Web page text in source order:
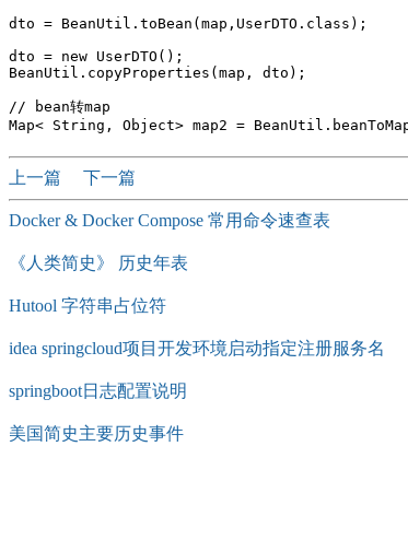
dto = BeanUtil.toBean(map,UserDTO.class);
dto = new UserDTO();
BeanUtil.copyProperties(map, dto);
// bean转map
上一篇 下一篇
Docker & Docker Compose 常用命令速查表
《人类简史》 历史年表
Hutool 字符串占位符
idea springcloud项目开发环境启动指定注册服务名
springboot日志配置说明
美国简史主要历史事件